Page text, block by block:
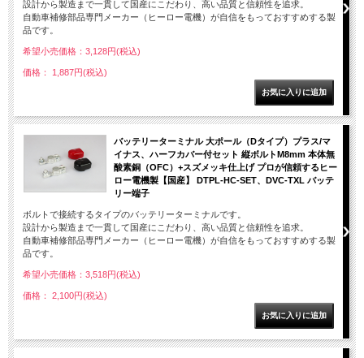
設計から製造まで一貫して国産にこだわり、高い品質と信頼性を追求。
自動車補修部品専門メーカー（ヒーロー電機）が自信をもっておすすめする製
品です。
希望小売価格：3,128円(税込)
価格： 1,887円(税込)
バッテリーターミナル 大ポール（Dタイプ）プラス/マ
イナス、ハーフカバー付セット 縦ボルトM8mm 本体無
酸素銅（OFC）+スズメッキ仕上げ プロが信頼するヒー
ロー電機製【国産】 DTPL-HC-SET、DVC-TXL バッテ
リー端子
ボルトで接続するタイプのバッテリーターミナルです。
設計から製造まで一貫して国産にこだわり、高い品質と信頼性を追求。
自動車補修部品専門メーカー（ヒーロー電機）が自信をもっておすすめする製
品です。
希望小売価格：3,518円(税込)
価格： 2,100円(税込)